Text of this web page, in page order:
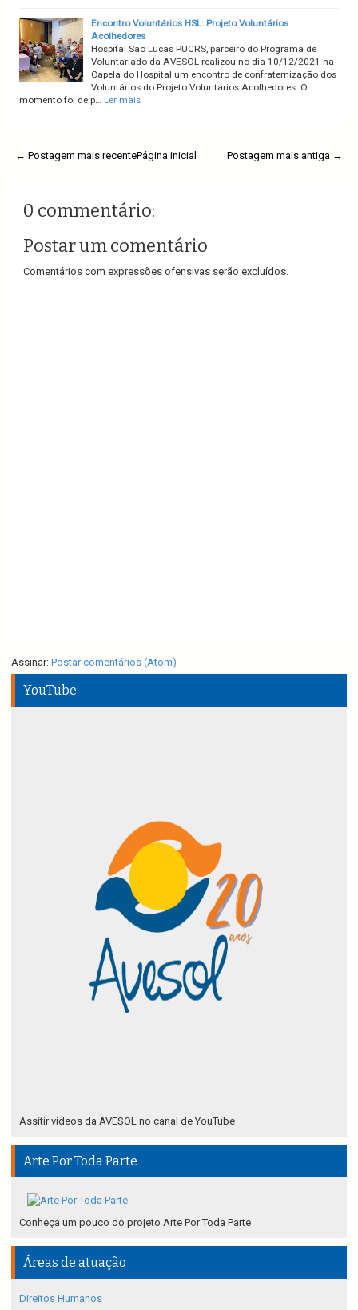
Encontro Voluntários HSL: Projeto Voluntários
Acolhedores
Hospital São Lucas PUCRS, parceiro do Programa de
Voluntariado da AVESOL realizou no dia 10/12/2021 na
Capela do Hospital um encontro de confraternização dos
Voluntários do Projeto Voluntários Acolhedores. O
momento foi de p…
Ler mais
← Postagem mais recente Postagem mais antiga →
Página inicial
0 commentário:
Postar um comentário
Comentários com expressões ofensivas serão excluídos.
Assinar: Postar comentários (Atom)
YouTube
Assitir vídeos da AVESOL no canal de YouTube
Arte Por Toda Parte
Conheça um pouco do projeto Arte Por Toda Parte
Áreas de atuação
Direitos Humanos